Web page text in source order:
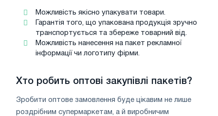
Можливість якісно упакувати товари.
Гарантія того, що упакована продукція зручно
транспортується та збереже товарний від.
Можливість нанесення на пакет рекламної
інформації чи логотипу фірми.
Хто робить оптові закупівлі пакетів?
Зробити оптове замовлення буде цікавим не лише
роздрібним супермаркетам, а й виробничим